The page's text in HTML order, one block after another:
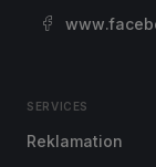
SERVICES
Reklamation